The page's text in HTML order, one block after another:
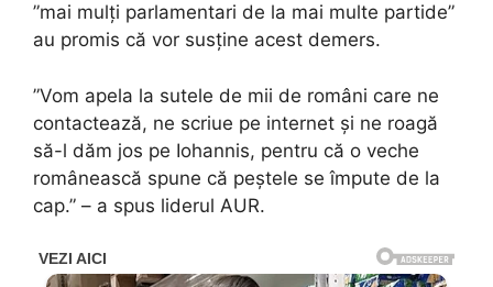
”mai mulți parlamentari de la mai multe partide”
au promis că vor susține acest demers.
”Vom apela la sutele de mii de români care ne
contactează, ne scriue pe internet și ne roagă
să-l dăm jos pe Iohannis, pentru că o veche
românească spune că peștele se împute de la
cap.” – a spus liderul AUR.